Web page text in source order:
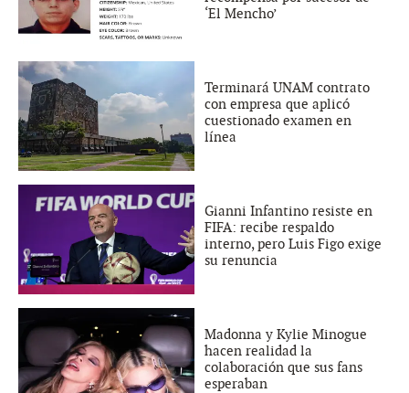
‘El Mencho’
Terminará UNAM contrato
con empresa que aplicó
cuestionado examen en
línea
Gianni Infantino resiste en
FIFA: recibe respaldo
interno, pero Luis Figo exige
su renuncia
Madonna y Kylie Minogue
hacen realidad la
colaboración que sus fans
esperaban